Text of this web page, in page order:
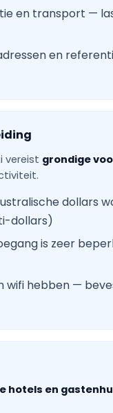
en transport —
en
vereist grondige
dollars
dollars)
is zeer
wifi hebben —
hotels en